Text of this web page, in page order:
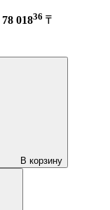
78 01836 ₸
В корзину